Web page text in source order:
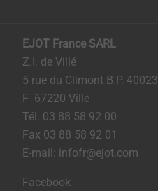
EJOT France SARL
Z.I. de Villé
5 rue du Climont B.P. 40023
F- 67220 Villé
Tél. 03 88 58 92 00
Fax 03 88 58 92 01
E-mail: infofr@ejot.com
Facebook